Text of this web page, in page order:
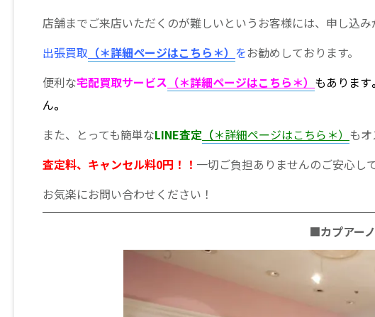
店舗までご来店いただくのが難しいというお客様には、申し込み
出張買取 （＊詳細ページはこちら＊） をお勧めしております。
便利な宅配買取サービス （＊詳細ページはこちら＊） もあります。
ん。
また、とっても簡単なLINE査定 （＊詳細ページはこちら＊） もオ
査定料、キャンセル料0円！！ 一切ご負担ありませんのご安心し
お気楽にお問い合わせください！
■カプアー